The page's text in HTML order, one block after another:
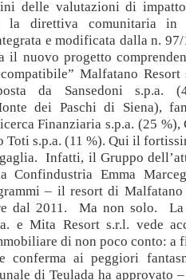
delle valutazioni di
la direttiva comunitaria
e modificata dalla n.
il nuovo progetto
Malfatano
da Sansedoni s.p.a.
dei Paschi di Siena),
Finanziaria s.p.a. (25
Toti s.p.a. (11 %). Qui il
Infatti, il Gruppo
Confindustria Emma
– il resort di Malfatano
dal 2011. Ma non solo. La
e Mita Resort s.r.l. vede
di non poco conto: a
conferma ai peggiori
di Teulada ha approvato